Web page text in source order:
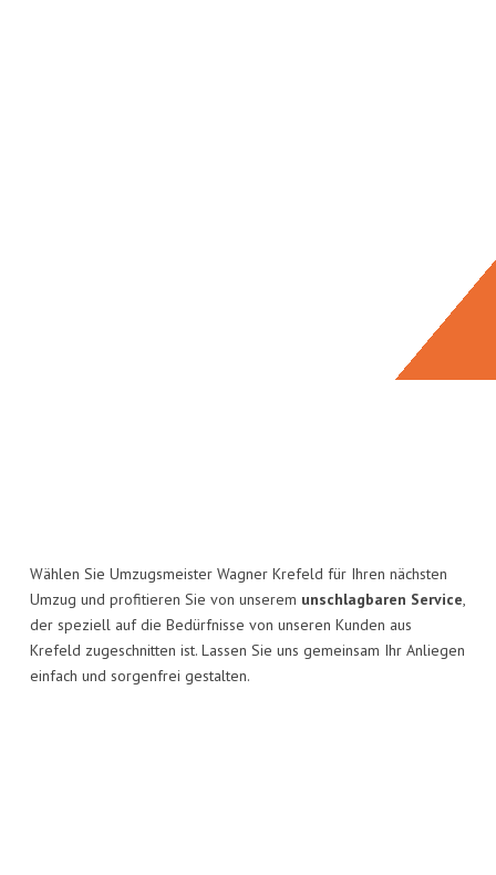
Wählen Sie Umzugsmeister Wagner Krefeld für Ihren nächsten
Umzug und profitieren Sie von unserem unschlagbaren Service,
der speziell auf die Bedürfnisse von unseren Kunden aus
Krefeld zugeschnitten ist. Lassen Sie uns gemeinsam Ihr Anliegen
einfach und sorgenfrei gestalten.